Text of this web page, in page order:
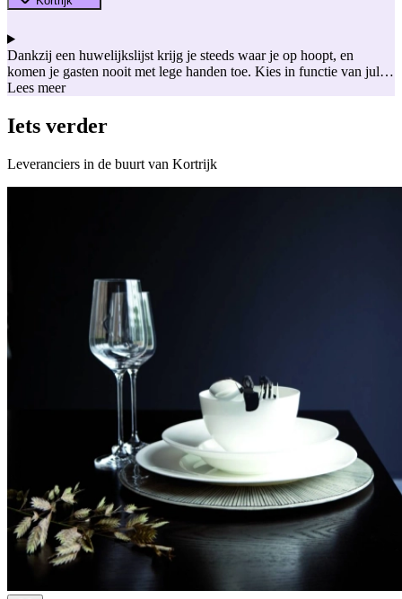
Dankzij een huwelijkslijst krijg je steeds waar je op hoopt, en
komen je gasten nooit met lege handen toe. Kies in functie van jullie
huis of interieur en stel een huwelijkslijst samen met een hip servies,
op huwelijksreis.
Lees meer
Iets verder
Leveranciers in de buurt van Kortrijk